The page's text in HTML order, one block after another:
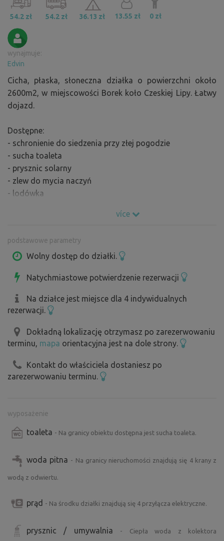
54.2 zł 54.2 zł 36.13 zł 13.55 zł 0 zł
wynajmuje:
Edvin
Cicha, płaska, słoneczna działka o powierzchni około
2600m2, w miejscowości Borek koło Czeskiej Lipy. Łatwy
dojazd.
Dostępne:
- schronienie do siedzenia przy złej pogodzie
- sucha toaleta
- prysznic solarny
- zlew do mycia naczyń
- lodówka
- Możliwość zakupu sezonowych warzyw i jajek
Możliwość wielu wycieczek po regionie Macha. Lub po
prostu odpoczynek, cisza i spokój. Łąka znajduje się na
Świetna baza wypadowa do wycieczek po okolicy,
regionie Macha i kilka kroków do cichego lasu. Również
Doksy, Česká Lípa. Wszystko za rogiem. Teren jest
również interesujący, ponieważ ruch turystów i pojazdów
strumienia turystów. W pobliżu znajduje się wiele
możliwości odświeżenia się (restauracja, bistro).
více
podstawowe parametry
Wolny dostęp do działki.
Natychmiastowe potwierdzenie rezerwacji
Na działce jest miejsce dla 4 indywidualnych
rezerwacji.
Dokładną lokalizację otrzymasz po zarezerwowaniu
terminu, mapa orientacyjna jest na dole strony.
Kontakt do właściciela dostaniesz po
zarezerwowaniu terminu.
wyposażenie
toaleta - Na granicy obiektu dostępna jest sucha toaleta.
woda pitna - Na granicy nieruchomości znajdują się 4 krany z
wodą z odwiertu.
prąd - Na środku działki znajdują się 4 przyłącza elektryczne.
prysznic / umywalnia - Ciepła woda z kolektora